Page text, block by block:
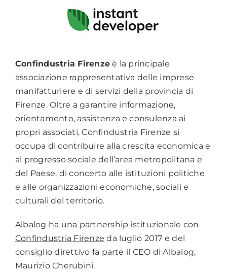
Confindustria Firenze è la principale
associazione rappresentativa delle imprese
manifatturiere e di servizi della provincia di
Firenze. Oltre a garantire informazione,
orientamento, assistenza e consulenza ai
propri associati, Confindustria Firenze si
occupa di contribuire alla crescita economica e
al progresso sociale dell’area metropolitana e
del Paese, di concerto alle istituzioni politiche
e alle organizzazioni economiche, sociali e
culturali del territorio.
Albalog ha una partnership istituzionale con
Confindustria Firenze da luglio 2017 e del
consiglio direttivo fa parte il CEO di Albalog,
Maurizio Cherubini.